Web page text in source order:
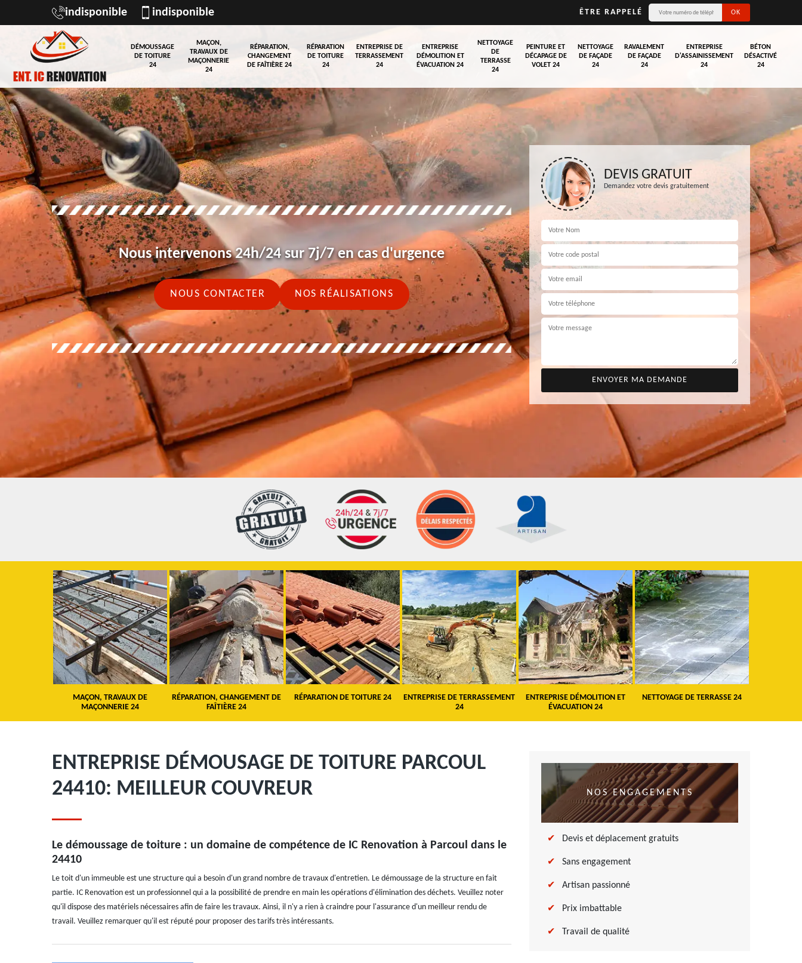
indisponible indisponible ÊTRE RAPPELÉ
DÉMOUSSAGE
DE TOITURE
24
MAÇON,
TRAVAUX DE
MAÇONNERIE
24
RÉPARATION,
CHANGEMENT
DE FAÎTIÈRE 24
RÉPARATION
DE TOITURE
24
ENTREPRISE DE
TERRASSEMENT
24
ENTREPRISE
DÉMOLITION ET
ÉVACUATION 24
NETTOYAGE
DE
TERRASSE
24
PEINTURE ET
DÉCAPAGE DE
VOLET 24
NETTOYAGE
DE FAÇADE
24
RAVALEMENT
DE FAÇADE
24
ENTREPRISE
D'ASSAINISSEMENT
24
BÉTON
DÉSACTIVÉ
24
Nous intervenons 24h/24 sur 7j/7 en cas d'urgence
NOUS CONTACTER NOS RÉALISATIONS
DEVIS GRATUIT
Demandez votre devis gratuitement
MAÇON, TRAVAUX DE
MAÇONNERIE 24
RÉPARATION, CHANGEMENT DE
FAÎTIÈRE 24
RÉPARATION DE TOITURE 24
ENTREPRISE DE TERRASSEMENT
24
ENTREPRISE DÉMOLITION ET
ÉVACUATION 24
NETTOYAGE DE TERRASSE 24
ENTREPRISE DÉMOUSAGE DE TOITURE PARCOUL
24410: MEILLEUR COUVREUR
Le démoussage de toiture : un domaine de compétence de IC Renovation à Parcoul dans le
24410
Le toit d'un immeuble est une structure qui a besoin d'un grand nombre de travaux d'entretien. Le démoussage de la structure en fait
partie. IC Renovation est un professionnel qui a la possibilité de prendre en main les opérations d'élimination des déchets. Veuillez noter
qu'il dispose des matériels nécessaires afin de faire les travaux. Ainsi, il n'y a rien à craindre pour l'assurance d'un meilleur rendu de
travail. Veuillez remarquer qu'il est réputé pour proposer des tarifs très intéressants.
NOS ENGAGEMENTS
Devis et déplacement gratuits
Sans engagement
Artisan passionné
Prix imbattable
Travail de qualité